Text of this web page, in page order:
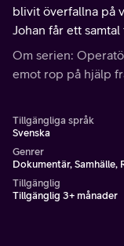
blivit överfallna på
Johan får ett
och vill ta livet av sig.
Om serien:
emot rop på hjälp
Tillgängliga språk
Svenska
Genrer
Dokumentär, Samhälle,
Tillgänglig
Tillgänglig 3+ månader